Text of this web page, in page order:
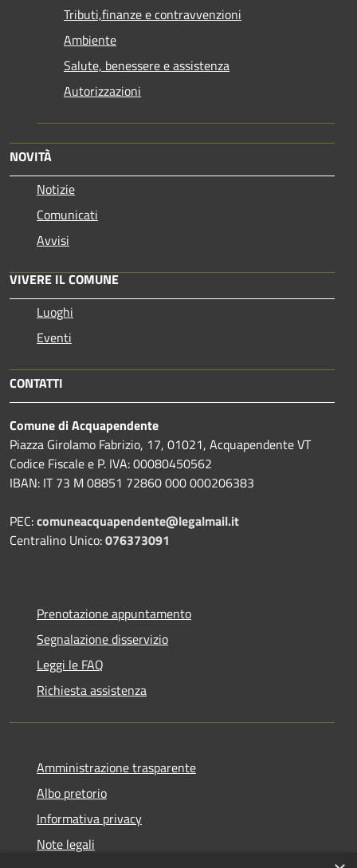
Tributi,finanze e contravvenzioni
Ambiente
Salute, benessere e assistenza
Autorizzazioni
NOVITÀ
Notizie
Comunicati
Avvisi
VIVERE IL COMUNE
Luoghi
Eventi
CONTATTI
Comune di Acquapendente
Piazza Girolamo Fabrizio, 17, 01021, Acquapendente VT
Codice Fiscale e P. IVA: 00080450562
IBAN: IT 73 M 08851 72860 000 000206383
PEC:comuneacquapendente@legalmail.it
Centralino Unico:076373091
Prenotazione appuntamento
Segnalazione disservizio
Leggi le FAQ
Richiesta assistenza
Amministrazione trasparente
Albo pretorio
Informativa privacy
Note legali